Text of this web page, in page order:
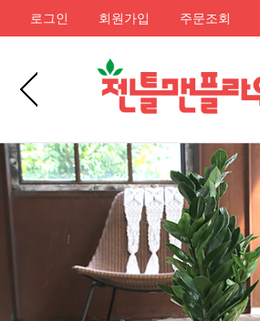
로그인 회원가입 주문조회